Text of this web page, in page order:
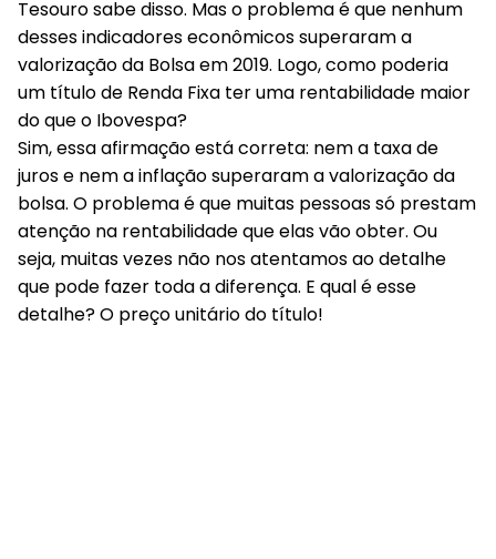
Tesouro sabe disso. Mas o problema é que nenhum
desses indicadores econômicos superaram a
valorização da Bolsa em 2019. Logo, como poderia
um título de Renda Fixa ter uma rentabilidade maior
do que o Ibovespa?
Sim, essa afirmação está correta: nem a taxa de
juros e nem a inflação superaram a valorização da
bolsa. O problema é que muitas pessoas só prestam
atenção na rentabilidade que elas vão obter. Ou
seja, muitas vezes não nos atentamos ao detalhe
que pode fazer toda a diferença. E qual é esse
detalhe?O preço unitário do título!